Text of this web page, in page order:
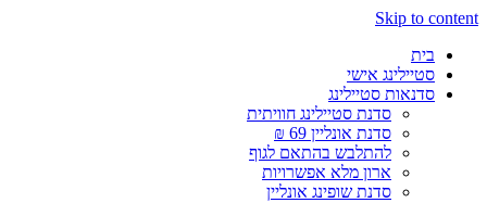
Skip to content
בית
סטיילינג אישי
סדנאות סטיילינג
סדנת סטיילינג חוויתית
סדנת אונליין 69 ₪
להתלבש בהתאם לגוף
ארון מלא אפשרויות
סדנת שופינג אונליין